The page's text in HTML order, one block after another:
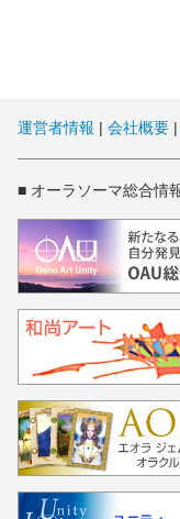
運営者情報 | 会社概要 |
■ オーラソーマ総合情